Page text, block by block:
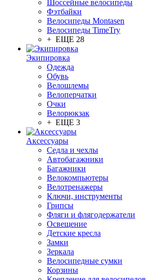
Шоссейные велосипеды
Фэтбайки
Велосипеды Montasen
Велосипеды TimeTry
+ ЕЩЕ 28
Экипировка
Одежда
Обувь
Велошлемы
Велоперчатки
Очки
Велорюкзак
+ ЕЩЕ 3
Аксессуары
Седла и чехлы
Автобагажники
Багажники
Велокомпьютеры
Велотренажеры
Ключи, инструменты
Грипсы
Фляги и флягодержатели
Освещение
Детские кресла
Замки
Зеркала
Велосипедные сумки
Корзины